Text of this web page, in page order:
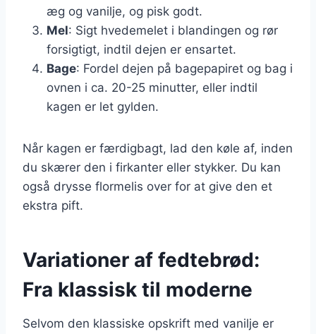
æg og vanilje, og pisk godt.
Mel: Sigt hvedemelet i blandingen og rør
forsigtigt, indtil dejen er ensartet.
Bage: Fordel dejen på bagepapiret og bag i
ovnen i ca. 20-25 minutter, eller indtil
kagen er let gylden.
Når kagen er færdigbagt, lad den køle af, inden
du skærer den i firkanter eller stykker. Du kan
også drysse flormelis over for at give den et
ekstra pift.
Variationer af fedtebrød:
Fra klassisk til moderne
Selvom den klassiske opskrift med vanilje er